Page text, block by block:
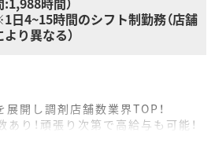
日4~15時間のシフト制勤務（店舗
より異なる）
開し調剤店舗数業界TOP！
り！頑張り次第で高給与も可能！